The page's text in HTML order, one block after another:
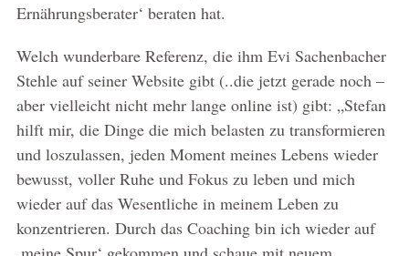
Ernährungsberater‘ beraten hat.
Welch wunderbare Referenz, die ihm Evi Sachenbacher
Stehle auf seiner Website gibt (..die jetzt gerade noch –
aber vielleicht nicht mehr lange online ist) gibt: „Stefan
hilft mir, die Dinge die mich belasten zu transformieren
und loszulassen, jeden Moment meines Lebens wieder
bewusst, voller Ruhe und Fokus zu leben und mich
wieder auf das Wesentliche in meinem Leben zu
konzentrieren. Durch das Coaching bin ich wieder auf